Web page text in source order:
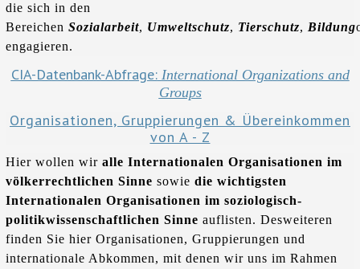
die sich in den
Bereichen Sozialarbeit, Umweltschutz, Tierschutz, Bildung
engagieren.
CIA-Datenbank-Abfrage: International Organizations and
Groups
Organisationen, Gruppierungen & Übereinkommen
von A - Z
Hier wollen wiralle Internationalen Organisationen im
völkerrechtlichen Sinne sowiedie wichtigsten
Internationalen Organisationen im soziologisch-
politikwissenschaftlichen Sinne auflisten. Desweiteren
finden Sie hier Organisationen, Gruppierungen und
internationale Abkommen, mit denen wir uns im Rahmen